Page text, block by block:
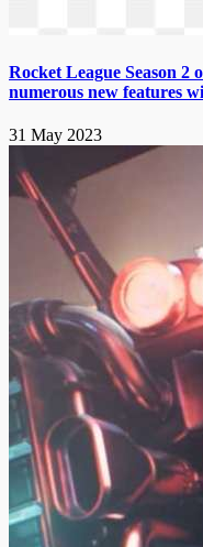
Rocket League Season 2
numerous new features
31 May 2023